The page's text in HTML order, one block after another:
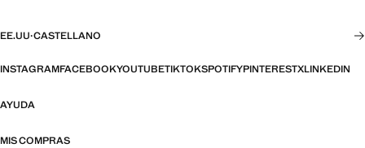
EE.UU·CASTELLANO
INSTAGRAMFACEBOOKYOUTUBETIKTOKSPOTIFYPINTERESTXLINKEDIN
AYUDA
MIS COMPRAS